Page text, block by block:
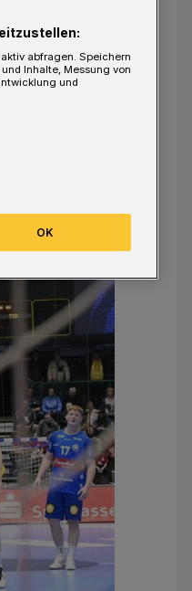
abfragen. Speichern
Inhalte, Messung von
und
OK